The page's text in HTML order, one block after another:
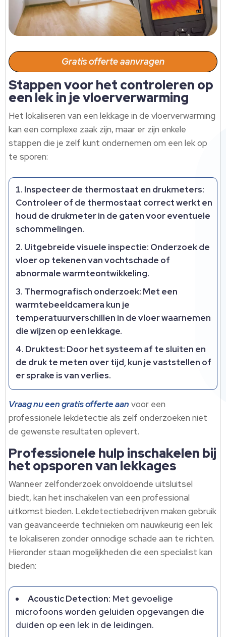
Gratis offerte aanvragen
Stappen voor het controleren op
een lek in je vloerverwarming
Het lokaliseren van een lekkage in de vloerverwarming
kan een complexe zaak zijn, maar er zijn enkele
stappen die je zelf kunt ondernemen om een lek op
te sporen:
Inspecteer de thermostaat en drukmeters:
Controleer of de thermostaat correct werkt en
houd de drukmeter in de gaten voor eventuele
schommelingen.
Uitgebreide visuele inspectie: Onderzoek de
vloer op tekenen van vochtschade of
abnormale warmteontwikkeling.
Thermografisch onderzoek: Met een
warmtebeeldcamera kun je
temperatuurverschillen in de vloer waarnemen
die wijzen op een lekkage.
Druktest: Door het systeem af te sluiten en
de druk te meten over tijd, kun je vaststellen of
er sprake is van verlies.
Vraag nu een gratis offerte aan voor een
professionele lekdetectie als zelf onderzoeken niet
de gewenste resultaten oplevert.
Professionele hulp inschakelen bij
het opsporen van lekkages
Wanneer zelfonderzoek onvoldoende uitsluitsel
biedt, kan het inschakelen van een professional
uitkomst bieden. Lekdetectiebedrijven maken gebruik
van geavanceerde technieken om nauwkeurig een lek
te lokaliseren zonder onnodige schade aan te richten.
Hieronder staan mogelijkheden die een specialist kan
bieden:
Acoustic Detection: Met gevoelige
microfoons worden geluiden opgevangen die
duiden op een lek in de leidingen.